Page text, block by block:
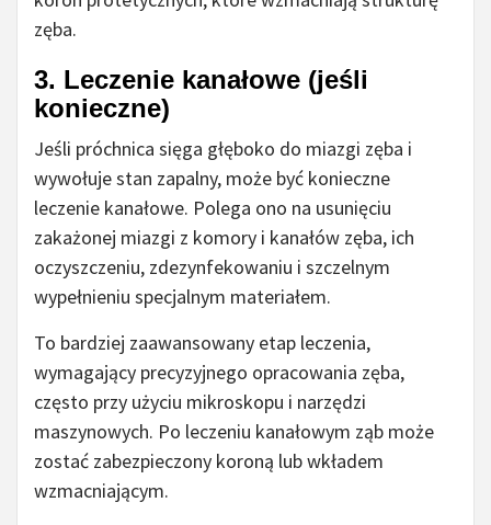
zęba.
3. Leczenie kanałowe (jeśli
konieczne)
Jeśli próchnica sięga głęboko do miazgi zęba i
wywołuje stan zapalny, może być konieczne
leczenie kanałowe. Polega ono na usunięciu
zakażonej miazgi z komory i kanałów zęba, ich
oczyszczeniu, zdezynfekowaniu i szczelnym
wypełnieniu specjalnym materiałem.
To bardziej zaawansowany etap leczenia,
wymagający precyzyjnego opracowania zęba,
często przy użyciu mikroskopu i narzędzi
maszynowych. Po leczeniu kanałowym ząb może
zostać zabezpieczony koroną lub wkładem
wzmacniającym.